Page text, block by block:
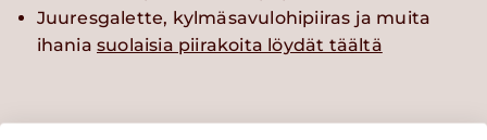
Juuresgalette, kylmäsavulohipiiras ja muita
ihania suolaisia piirakoita löydät täältä